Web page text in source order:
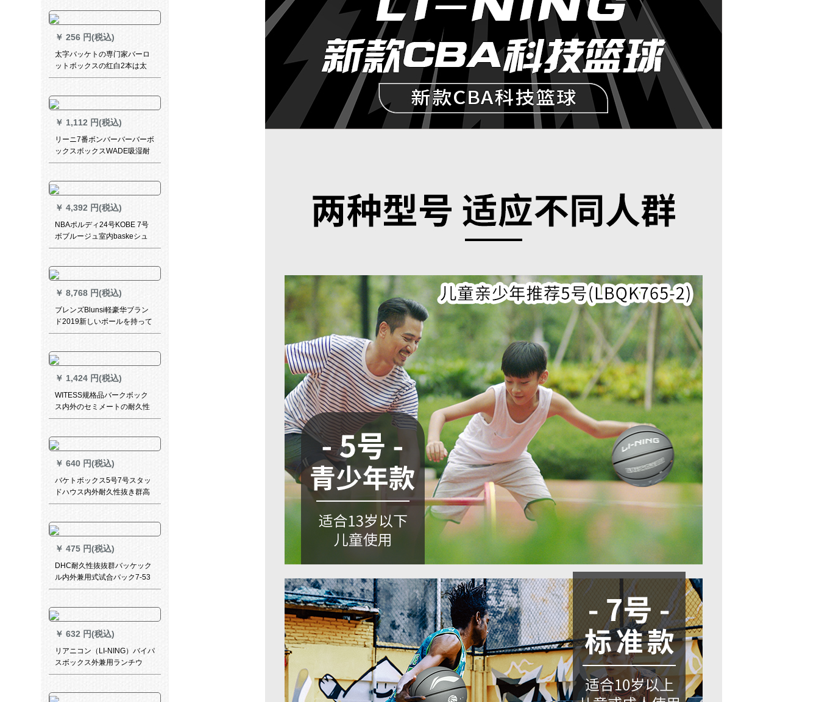
ボル】
￥ 256 円(税込)
太字バッケトの専门家バーロ
ットボックスの红白2本は太
12文字のボックスに入る。
￥ 1,112 円(税込)
リーニ7番ボンバーバーバーボ
ックスボックスWADE吸湿耐
久性抜き群ウェルスボックス
はあなたの様です。
￥ 4,392 円(税込)
NBAポルディ24号KOBE 7号
ボブルージュ室内baskeシュ
ート
￥ 8,768 円(税込)
ブレンズBlunsi軽豪华ブラン
ド2019新しいボールを持って
います。子供用バースケボー
3-12歳のストレッチボール3
号。
￥ 1,424 円(税込)
WITESS规格品バークボック
ス内外のセミメートの耐久性
抜き群真皮手触り小学生7号ボ
ール7号ボア専门公式试合ピジ
ュア牛革バーバーのセツト紫
【エアルバリング】
￥ 640 円(税込)
バケトボックス5号7号スタッ
ドハウス内外耐久性抜き群高
中级大学生公式试合耐久性抜
クスボックスボックス7号
￥ 475 円(税込)
DHC耐久性抜抜群バッケック
ル内外兼用式试合バック7-53
b
￥ 632 円(税込)
リアニコン（LI-NING）バイパ
スボックス外兼用ランチウ
LQK 587-1